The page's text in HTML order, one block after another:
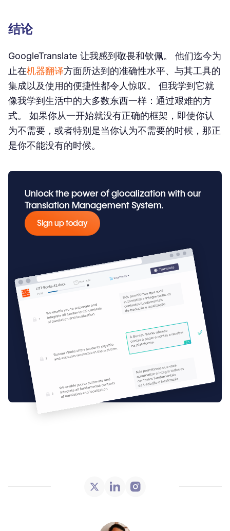
结论
GoogleTranslate 让我感到敬畏和钦佩。 他们迄今为
止在机器翻译方面所达到的准确性水平、与其工具的
集成以及使用的便捷性都令人惊叹。 但我学到它就
像我学到生活中的大多数东西一样：通过艰难的方
式。 如果你从一开始就没有正确的框架，即使你认
为不需要，或者特别是当你认为不需要的时候，那正
是你不能没有的时候。
Unlock the power of glocalization with our
Translation Management System.
Sign up today